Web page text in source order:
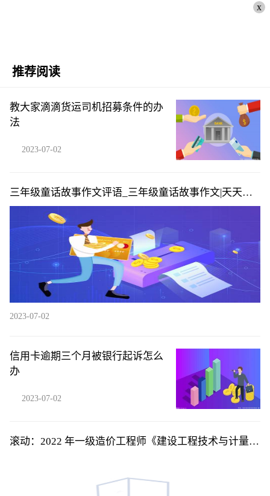
x
推荐阅读
教大家滴滴货运司机招募条件的办
法
2023-07-02
三年级童话故事作文评语_三年级童话故事作文|天天播
资讯
2023-07-02
信用卡逾期三个月被银行起诉怎么
办
2023-07-02
滚动：2022 年一级造价工程师《建设工程技术与计量